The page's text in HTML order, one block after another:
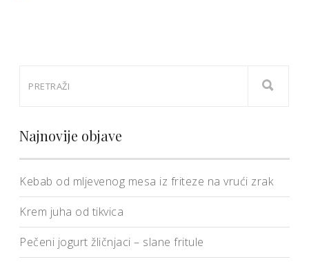
Najnovije objave
Kebab od mljevenog mesa iz friteze na vrući zrak
Krem juha od tikvica
Pečeni jogurt žličnjaci – slane fritule